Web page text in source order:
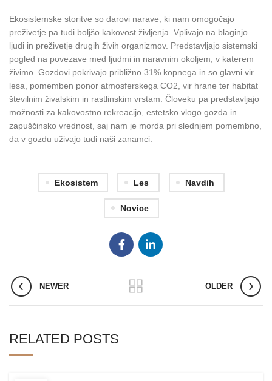
Ekosistemske storitve so darovi narave, ki nam omogočajo
preživetje pa tudi boljšo kakovost življenja. Vplivajo na blaginjo
ljudi in preživetje drugih živih organizmov. Predstavljajo sistemski
pogled na povezave med ljudmi in naravnim okoljem, v katerem
živimo. Gozdovi pokrivajo približno 31% kopnega in so glavni vir
lesa, pomemben ponor atmosferskega CO2, vir hrane ter habitat
številnim živalskim in rastlinskim vrstam. Človeku pa predstavljajo
možnosti za kakovostno rekreacijo, estetsko vlogo gozda in
zapuščinsko vrednost, saj nam je morda pri slednjem pomembno,
da v gozdu uživajo tudi naši zanamci.
Ekosistem Les Navdih
Novice
NEWER OLDER
RELATED POSTS